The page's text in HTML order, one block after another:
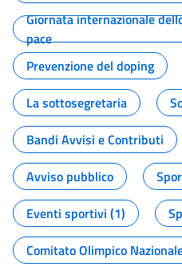
Giornata internazionale
pace
Prevenzione del doping
La sottosegretaria
Bandi Avvisi e Contributi
Avviso pubblico
Eventi sportivi (1)
Comitato Olimpico